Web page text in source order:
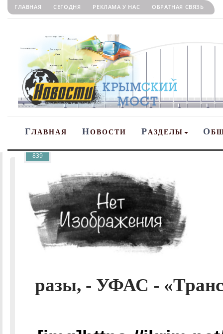
ГЛАВНАЯ СЕГОДНЯ РЕКЛАМА У НАС ОБРАТНАЯ СВЯЗЬ
ГЛАВНАЯ НОВОСТИ РАЗДЕЛЫ О
разы, - УФАС -
839